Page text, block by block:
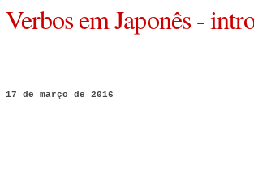
Verbos em Japonês -
17 de março de 2016